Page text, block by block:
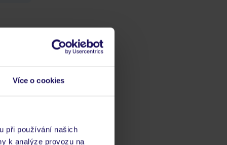
Více o cookies
při používání našich
k analýze provozu na
24/7